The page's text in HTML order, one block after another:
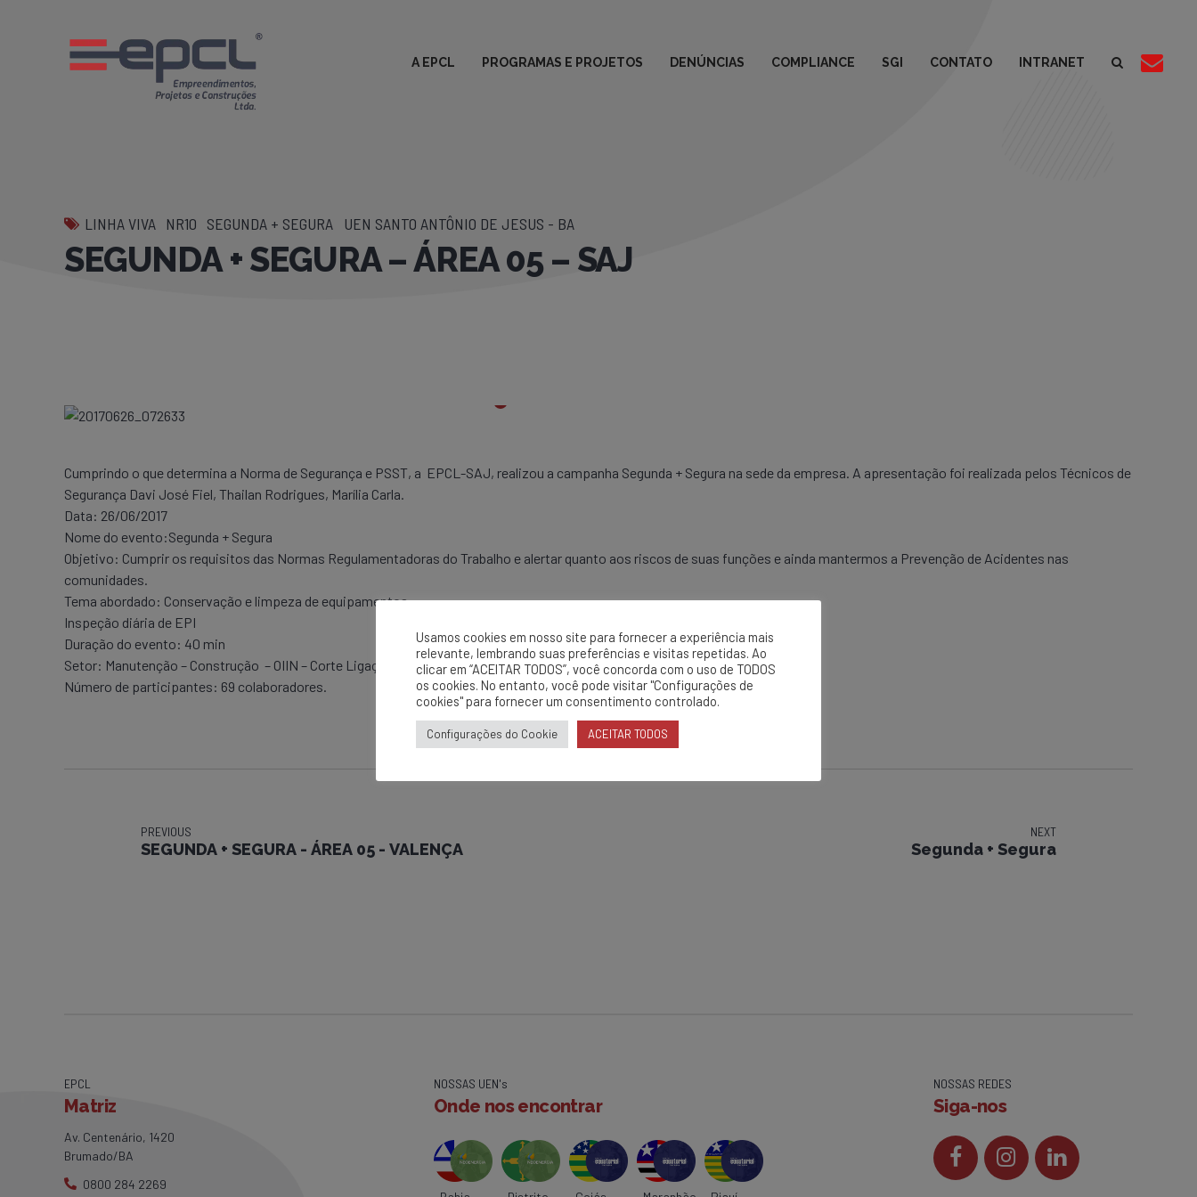
A EPCL PROGRAMAS E PROJETOS DENÚNCIAS COMPLIANCE SGI CONTATO INTRANET
LINHA VIVA NR10 SEGUNDA + SEGURA UEN SANTO ANTÔNIO DE JESUS - BA
SEGUNDA + SEGURA – ÁREA 05 – SAJ
Cumprindo o que determina a Norma de Segurança e PSST, a EPCL-SAJ, realizou a campanha Segunda + Segura na sede da empresa. A apresentação foi realizada pelos Técnicos de
Segurança Davi José Fiel, Thailan Rodrigues, Marília Carla.
Data: 26/06/2017
Nome do evento:Segunda + Segura
Objetivo: Cumprir os requisitos das Normas Regulamentadoras do Trabalho e alertar quanto aos riscos de suas funções e ainda mantermos a Prevenção de Acidentes nas
comunidades.
Tema abordado: Conservação e limpeza de equipamentos
Inspeção diária de EPI
Duração do evento: 40 min
Setor: Manutenção – Construção – OIIN – ​​​​​​​​​​​​​​​​​​​​​​​​​​​​​​​​​​​​​​​​Corte Ligação- ADM – Linha Viva
Número de participantes: 69 colaboradores.
PREVIOUS
SEGUNDA + SEGURA - ÁREA 05 - VALENÇA
NEXT
Segunda + Segura
EPCL
Matriz
Av. Centenário, 1420
Brumado/BA
0800 284 2269
NOSSAS UEN's
Onde nos encontrar
NOSSAS REDES
Siga-nos
Usamos cookies em nosso site para fornecer a experiência mais
relevante, lembrando suas preferências e visitas repetidas. Ao
clicar em “ACEITAR TODOS”, você concorda com o uso de TODOS
os cookies. No entanto, você pode visitar "Configurações de
cookies" para fornecer um consentimento controlado.
Configurações do Cookie ACEITAR TODOS